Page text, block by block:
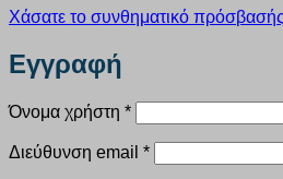
Χάσατε το συνθηματικό
Εγγραφή
Όνομα χρήστη *Απαιτείται
Διεύθυνση email *Απαιτείται